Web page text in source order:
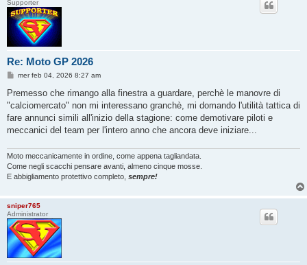
Supporter
Re: Moto GP 2026
M
s
a
g
i
mer feb 04, 2026 8:27 am
Premesso che rimango alla finestra a guardare, perchè le manovre di
"calciomercato" non mi interessano granchè, mi domando l'utilità tattica di
fare annunci simili all'inizio della stagione: come demotivare piloti e
meccanici del team per l'intero anno che ancora deve iniziare...
Moto meccanicamente in ordine, come appena tagliandata.
Come negli scacchi pensare avanti, almeno cinque mosse.
E abbigliamento protettivo completo, sempre!
sniper765
Administrator